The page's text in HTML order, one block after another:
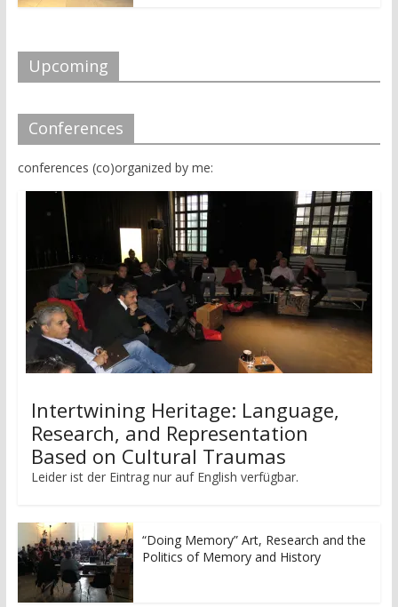
Upcoming
Conferences
conferences (co)organized by me:
Intertwining Heritage: Language,
Research, and Representation
Based on Cultural Traumas
Leider ist der Eintrag nur auf English verfügbar.
“Doing Memory” Art, Research and the
Politics of Memory and History